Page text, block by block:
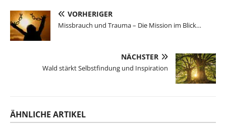
VORHERIGER
Missbrauch und Trauma – Die Mission im Blick…
NÄCHSTER
Wald stärkt Selbstfindung und Inspiration
ÄHNLICHE ARTIKEL